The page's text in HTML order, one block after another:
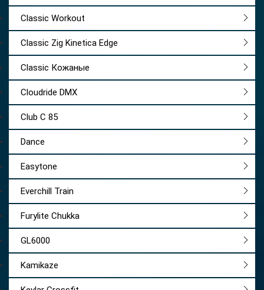
Classic Workout
Classic Zig Kinetica Edge
Classic Кожаные
Cloudride DMX
Club C 85
Dance
Easytone
Everchill Train
Furylite Chukka
GL6000
Kamikaze